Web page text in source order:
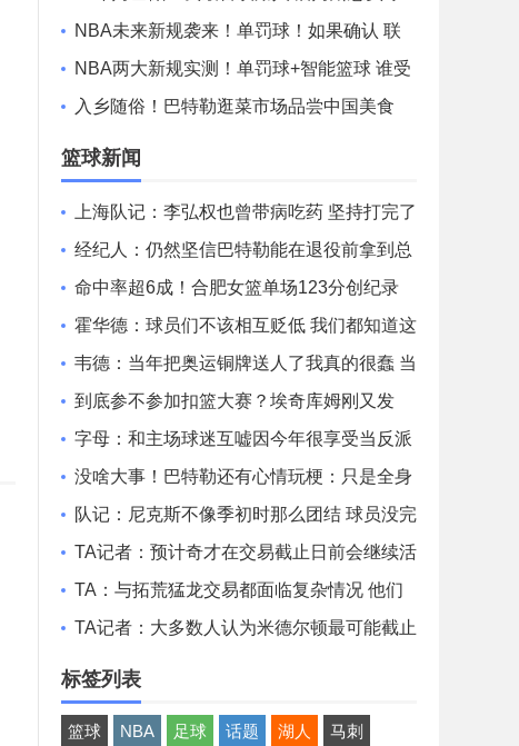
迷 他是历史最佳之一
NBA未来新规袭来！单罚球！如果确认 联
盟格局大变！？
NBA两大新规实测！单罚球+智能篮球 谁受
益谁彻底吃亏？
入乡随俗！巴特勒逛菜市场品尝中国美食
篮球新闻
上海队记：李弘权也曾带病吃药 坚持打完了
山西和广东的两连客
经纪人：仍然坚信巴特勒能在退役前拿到总
冠军 他会迎接挑战！
命中率超6成！合肥女篮单场123分创纪录
刷新联赛近12年单场新高
霍华德：球员们不该相互贬低 我们都知道这
一路走来有多不容易
韦德：当年把奥运铜牌送人了我真的很蠢 当
时我们被灌输唯金牌论
到底参不参加扣篮大赛？埃奇库姆刚又发
文：我和马克西可能会参加
字母：和主场球迷互嘘因今年很享受当反派
不知道能否留队
没啥大事！巴特勒还有心情玩梗：只是全身
酸痛 我很快就会回来！
队记：尼克斯不像季初时那么团结 球员没完
全接受面包体系的角色
TA记者：预计奇才在交易截止日前会继续活
跃 他们愿意接手大合同
TA：与拓荒猛龙交易都面临复杂情况 他们
想清薪资空间且提高战力
TA记者：大多数人认为米德尔顿最可能截止
日后留队 成为买断候选
标签列表
篮球 NBA 足球 话题 湖人 马刺